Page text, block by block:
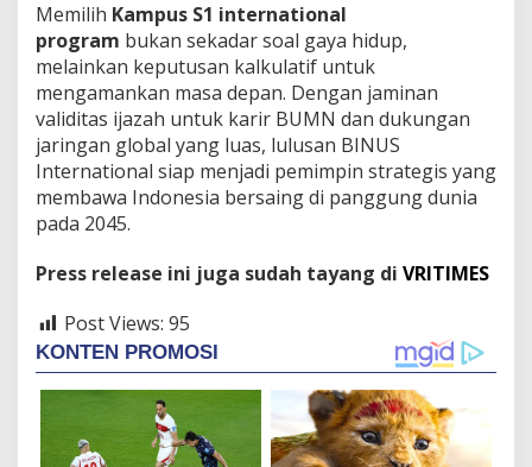
Memilih Kampus S1 international
program bukan sekadar soal gaya hidup,
melainkan keputusan kalkulatif untuk
mengamankan masa depan. Dengan jaminan
validitas ijazah untuk karir BUMN dan dukungan
jaringan global yang luas, lulusan BINUS
International siap menjadi pemimpin strategis yang
membawa Indonesia bersaing di panggung dunia
pada 2045.
Press release ini juga sudah tayang di VRITIMES
Post Views: 95